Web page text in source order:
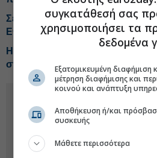
Σε λειτουργία το υποσύστημα
ΕΦΚΑ
Η Choose υπογράφει το
στα myPoint της ΑΑΔΕ
συγκατάθεσή σας
χρησιμοποιήσει τα
δεδομένα
Εξατομικευμένη διαφήμιση
μέτρηση διαφήμισης και
κοινού και ανάπτυξη
Αποθήκευση ή/και
συσκευής
Μάθετε περισσότερα